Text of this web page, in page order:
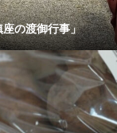
の渡御行事」